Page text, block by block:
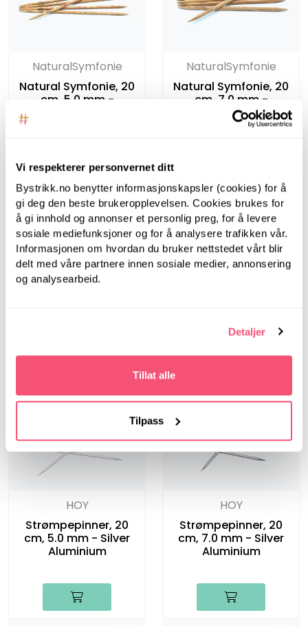
Vi respekterer personvernet ditt
Bystrikk.no benytter informasjonskapsler (cookies) for å
gi deg den beste brukeropplevelsen. Cookies brukes for
å gi innhold og annonser et personlig preg, for å levere
sosiale mediefunksjoner og for å analysere trafikken vår.
Informasjonen om hvordan du bruker nettstedet vårt blir
delt med våre partnere innen sosiale medier, annonsering
og analysearbeid.
Detaljer
Tillat alle
Tilpass
NaturalSymfonie
Natural Symfonie, 20
cm, 5.0 mm -
Strømpepinner i bjørk
NaturalSymfonie
Natural Symfonie, 20
cm, 7.0 mm -
Strømpepinner i bjørk
NaturalSymfonie
Rundpinner i bjørk
HOY
Strømpepinner, 20
cm, 5.0 mm - Silver
Aluminium
HOY
Strømpepinner, 20
cm, 7.0 mm - Silver
Aluminium